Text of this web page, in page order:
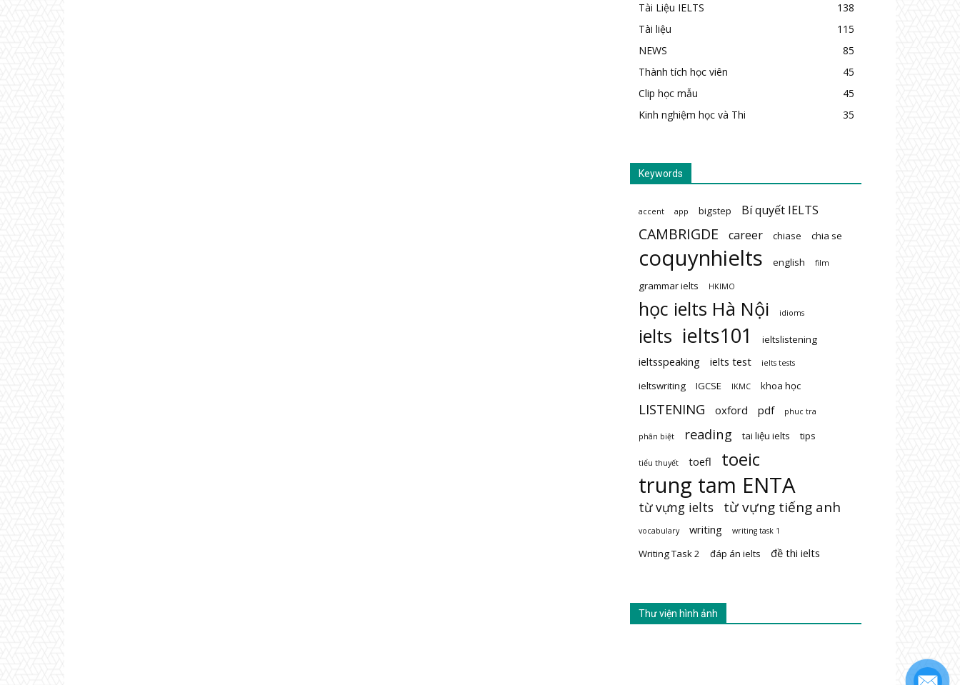
Tài Liệu IELTS
138
Tài liệu
115
NEWS
85
Thành tích học viên
45
Clip học mẫu
45
Kinh nghiệm học và Thi
35
Keywords
accent app bigstep Bí quyết IELTS
CAMBRIGDE career chiase chia se
coquynhielts english film
grammar ielts HKIMO
học ielts Hà Nội idioms
ielts ielts101 ieltslistening
ieltsspeaking ielts test ielts tests
ieltswriting IGCSE IKMC khoa học
LISTENING oxford pdf phuc tra
phân biệt reading tai liệu ielts tips
tiểu thuyết toefl toeic
trung tam ENTA
từ vựng ielts từ vựng tiếng anh
vocabulary writing writing task 1
Writing Task 2 đáp án ielts đề thi ielts
Thư viện hình ảnh